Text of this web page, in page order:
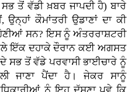
ਤੋਂ ਵੱਡੀ ਖ਼ਬਰ ਜਾਪਦੀ ਹੈ) ਬਾਰੇ
ਕੌਮਾਂਤਰੀ ਉਡਾਣਾਂ ਦਾ ਕੀ
ਸਨ? ਇਸ ਨੂੰ ਅੰਤਰਰਾਸ਼ਟਰੀ
ਇੱਕ ਦਹਾਕੇ ਦੌਰਾਨ ਕਈ ਅਗਸਤ
ਤੋਂ ਵੱਡੇ ਪਰਵਾਸੀ ਭਾਈਚਾਰੇ ਨੂੰ
ਜਾਣਾ ਪੈਂਦਾ ਹੈ। ਜੇਕਰ ਸਾਨੂੰ